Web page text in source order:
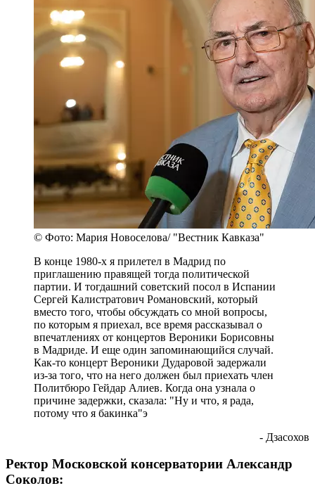
© Фото: Мария Новоселова/ "Вестник Кавказа"
В конце 1980-х я прилетел в Мадрид по
приглашению правящей тогда политической
партии. И тогдашний советский посол в Испании
Сергей Калистратович Романовский, который
вместо того, чтобы обсуждать со мной вопросы,
по которым я приехал, все время рассказывал о
впечатлениях от концертов Вероники Борисовны
в Мадриде. И еще один запоминающийся случай.
Как-то концерт Вероники Дударовой задержали
из-за того, что на него должен был приехать член
Политбюро Гейдар Алиев. Когда она узнала о
причине задержки, сказала: "Ну и что, я рада,
потому что я бакинка"э
- Дзасохов
Ректор Московской консерватории Александр
Соколов: